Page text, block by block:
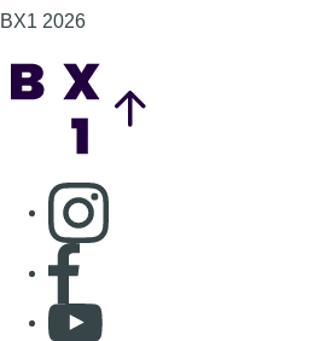
BX1 2026
Consulter page Instagram
Consulter page Facebook
Consulter Youtube